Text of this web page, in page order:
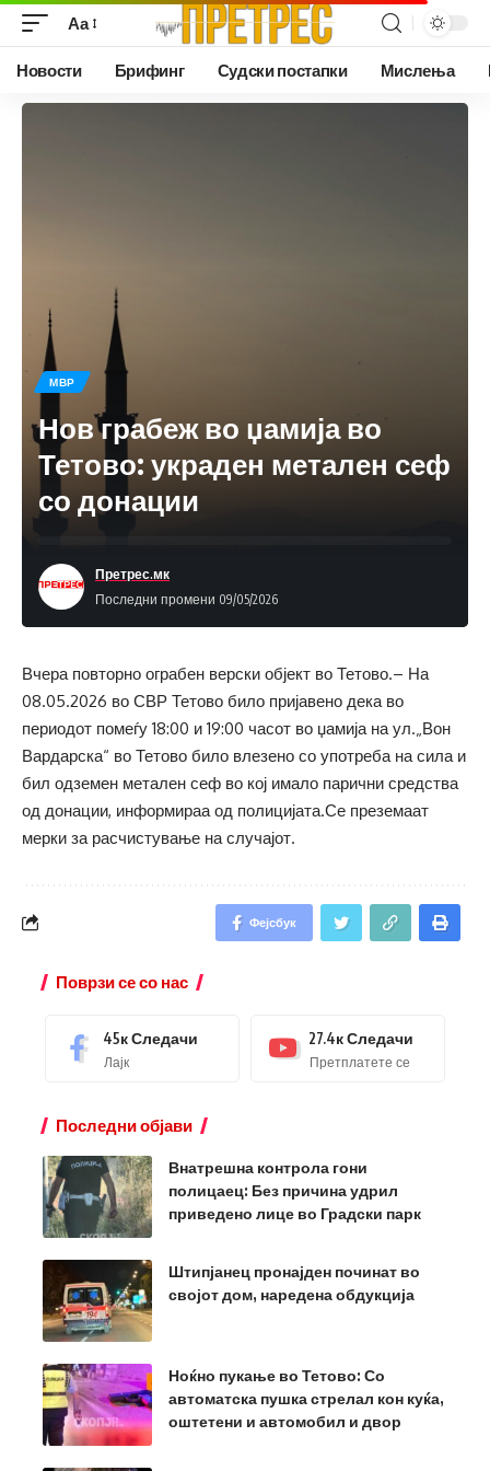
Аа
Новости Брифинг Судски постапки Мислења
МВР
Нов грабеж во џамија во
Тетово: украден метален сеф
со донации
Последни промени 09/05/2026
Претрес.мк
Вчера повторно ограбен верски објект во Тетово.– На
08.05.2026 во СВР Тетово било пријавено дека во
периодот помеѓу 18:00 и 19:00 часот во џамија на ул.„Вон
Вардарска“ во Тетово било влезено со употреба на сила и
бил одземен метален сеф во кој имало парични средства
од донации, информираа од полицијата.Се преземаат
мерки за расчистување на случајот.
Фејсбук
Поврзи се со нас
45кСледачи
Лајк
27.4кСледачи
Претплатете се
Последни објави
Внатрешна контрола гони
полицаец: Без причина удрил
приведено лице во Градски парк
Штипјанец пронајден починат во
својот дом, наредена обдукција
Ноќно пукање во Тетово: Со
автоматска пушка стрелал кон куќа,
оштетени и автомобил и двор